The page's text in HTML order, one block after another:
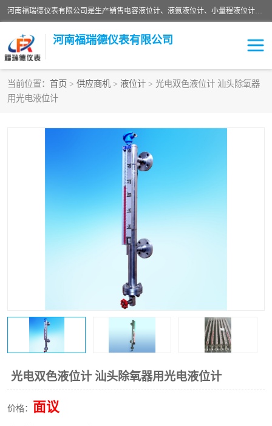
河南福瑞德仪表有限公司是生产销售电容液位计、液氨液位计、小量程液位计定制、智能锅炉水位计、液氮液位计等；并在产品开发、研制的过程中，吸取国内外仪器仪表的技术精华，建立了一支高、精、尖的科研开发队伍，使产品性能不断升级。
河南福瑞德仪表有限公司
当前位置： 首页 > 供应商机 > 液位计 > 光电双色液位计 汕头除氧器
用光电液位计
光电双色液位计 汕头除氧器用光电液位计
价格： 面议
液位计
液氮液位计
测漏仪
智能锅炉水位计 电容液位计
流量仪表 加油站液位仪